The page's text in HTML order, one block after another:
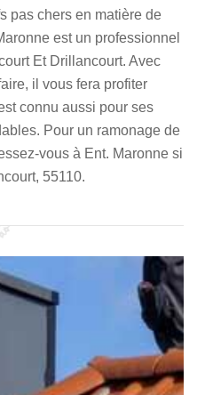
pas chers en matière de
est un professionnel
Et Drillancourt. Avec
il vous fera profiter
connu aussi pour ses
Pour un ramonage de
vous à Ent. Maronne si
55110.